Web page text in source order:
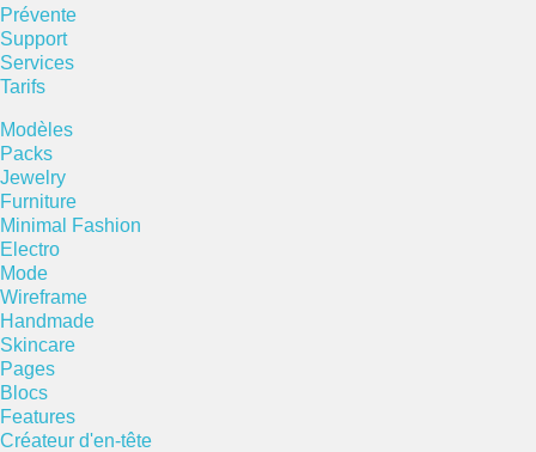
Prévente
Support
Services
Tarifs
Modèles
Packs
Jewelry
Furniture
Minimal Fashion
Electro
Mode
Wireframe
Handmade
Skincare
Pages
Blocs
Features
Créateur d'en-tête